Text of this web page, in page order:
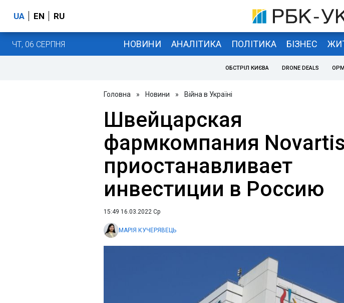
UA EN RU
ЧТ, 06 СЕРПНЯ НОВИНИ АНАЛІТИКА ПОЛІТИКА БІЗНЕС
ОБСТРІЛ КИЄВА DRONE DEALS
Головна » Новини » Війна в Україні
Швейцарская
фармкомпания Novartis
приостанавливает
инвестиции в Россию
15:49 16.03.2022 Ср
МАРІЯ КУЧЕРЯВЕЦЬ